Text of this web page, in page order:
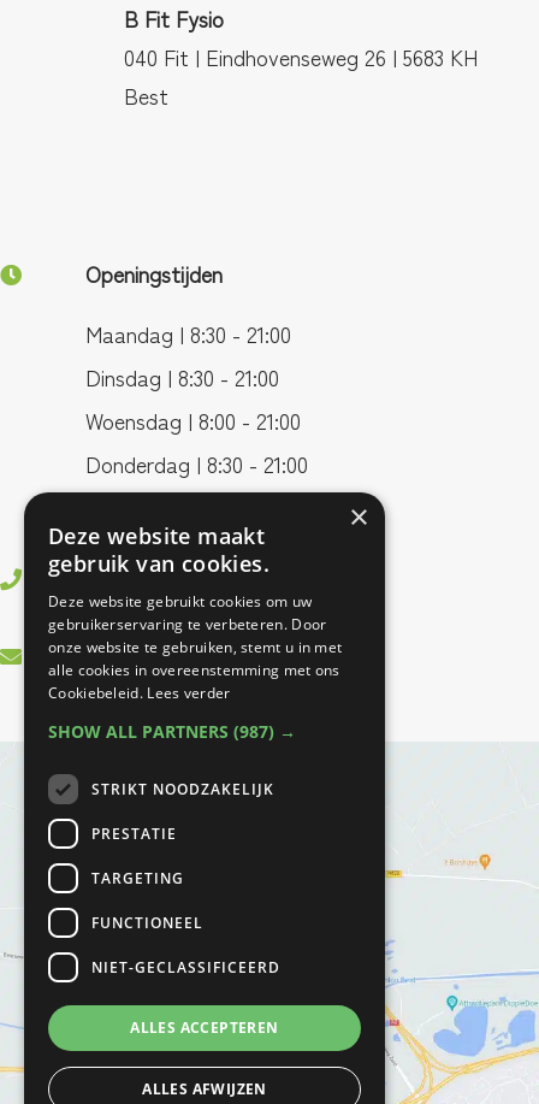
B Fit Fysio
040 Fit | Eindhovenseweg 26 | 5683 KH
Best
Openingstijden
Maandag | 8:30 - 21:00
Dinsdag | 8:30 - 21:00
Woensdag | 8:00 - 21:00
Donderdag | 8:30 - 21:00
0499 745406
info@bfitfysio.nl
×
Deze website maakt
gebruik van cookies.
Deze website gebruikt cookies om uw
gebruikerservaring te verbeteren. Door
onze website te gebruiken, stemt u in met
alle cookies in overeenstemming met ons
Cookiebeleid. Lees verder
SHOW ALL PARTNERS (987) →
STRIKT NOODZAKELIJK
PRESTATIE
TARGETING
FUNCTIONEEL
NIET-GECLASSIFICEERD
ALLES ACCEPTEREN
ALLES AFWIJZEN